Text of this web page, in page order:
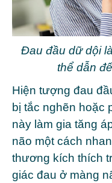
Đau đầu dữ dội
thể dẫn
Hiện tượng đau
bị tắc nghẽn hoặc
này làm gia tăng
não một cách
thương kích thích
giác đau ở màng